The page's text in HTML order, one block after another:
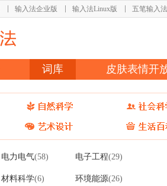
输入法企业版 输入法Linux版 五笔输入法
词库 皮肤表情开
电力电气(58) 电子工程(29)
材料科学(6) 环境能源(26)